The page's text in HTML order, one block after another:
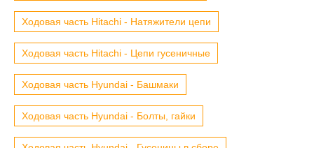
Ходовая часть Hitachi - Натяжители цепи
Ходовая часть Hitachi - Цепи гусеничные
Ходовая часть Hyundai - Башмаки
Ходовая часть Hyundai - Болты, гайки